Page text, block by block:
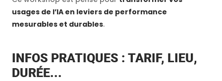
usages de l’IA en leviers de performance
mesurables et durables.
INFOS PRATIQUES : TARIF, LIEU,
DURÉE...